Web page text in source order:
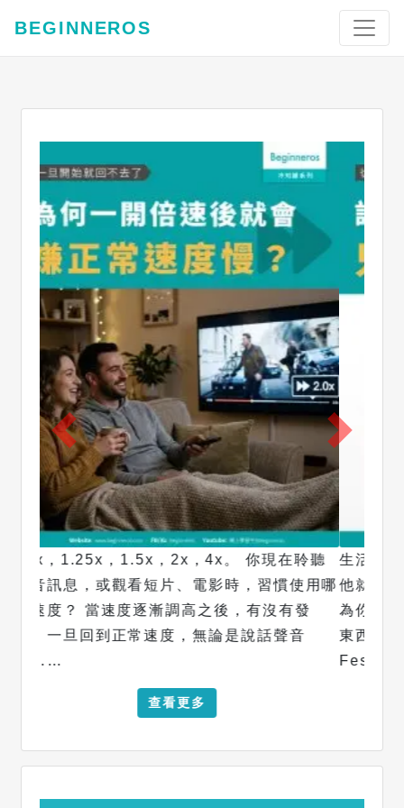
BEGINNEROS
生活中就是有些人，明明你甚麼也沒有做，但
他就是莫名奇妙的討厭和針對你。 這不是因
為你做錯了甚麼。而是你身上有些他們沒有的
東西，讓他們心裡不好受。 心理學家 Leon
Festinger……
查看更多